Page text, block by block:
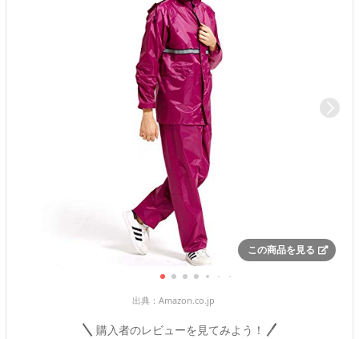
この商品を見る
出典： Amazon.co.jp
購入者のレビューを見てみよう！